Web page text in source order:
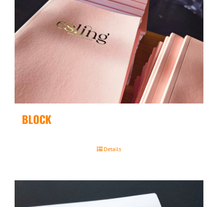
BLOCK
Details